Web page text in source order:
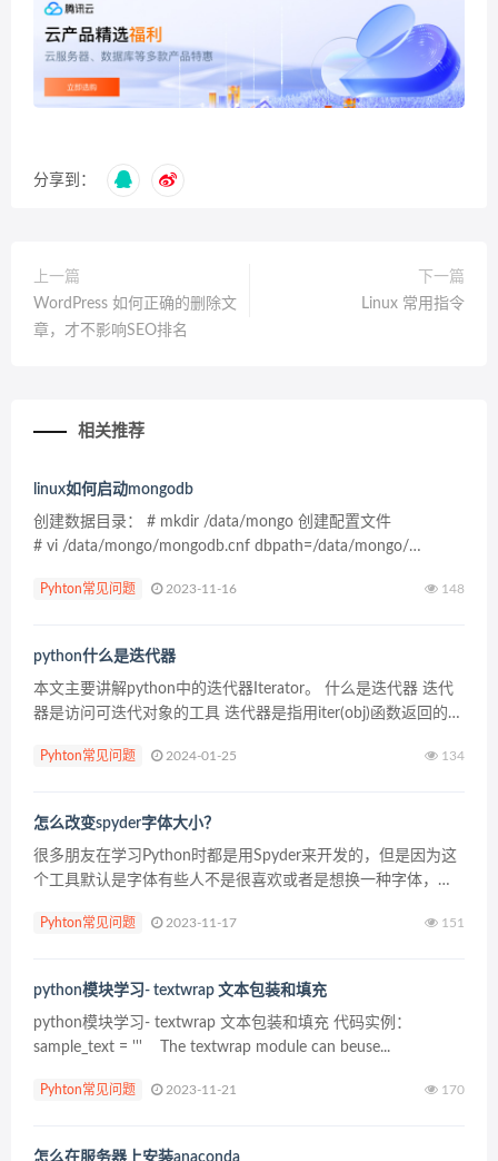
分享到：
上一篇
WordPress 如何正确的删除文
章，才不影响SEO排名
下一篇
Linux 常用指令
相关推荐
linux如何启动mongodb
创建数据目录： # mkdir /data/mongo 创建配置文件
# vi /data/mongo/mongodb.cnf dbpath=/data/mongo/
Pyhton常见问题 2023-11-16 148
python什么是迭代器
本文主要讲解python中的迭代器Iterator。 什么是迭代器 迭代
器是访问可迭代对象的工具 迭代器是指用iter(obj)函数返回的对
器函数(i...
Pyhton常见问题 2024-01-25 134
怎么改变spyder字体大小？
很多朋友在学习Python时都是用Spyder来开发的，但是因为这
个工具默认是字体有些人不是很喜欢或者是想换一种字体，或
方法： 第一步：打开Spyder 找到...
Pyhton常见问题 2023-11-17 151
python模块学习- textwrap 文本包装和填充
python模块学习- textwrap 文本包装和填充 代码实例：
sample_text = ''' The textwrap module can beuse...
Pyhton常见问题 2023-11-21 170
怎么在服务器上安装anaconda